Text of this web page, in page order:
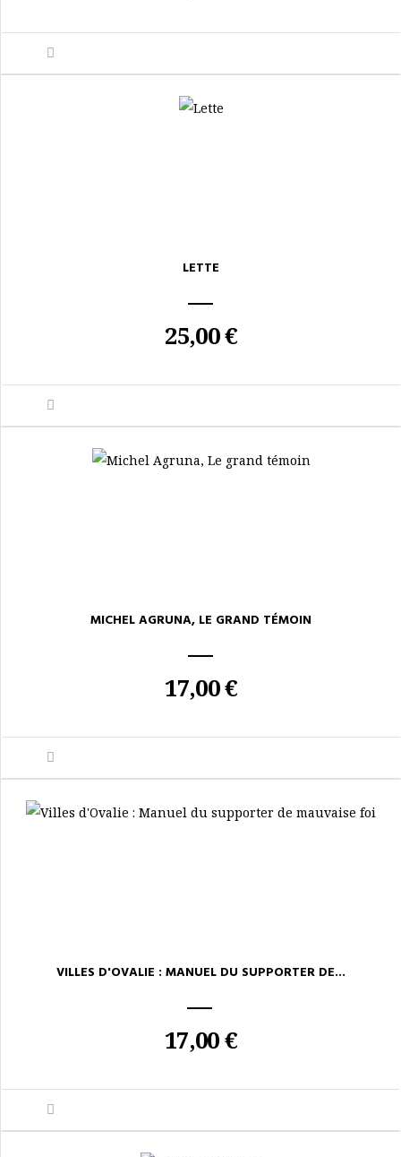
LETTE
25,00 €
MICHEL AGRUNA, LE GRAND TÉMOIN
17,00 €
VILLES D'OVALIE : MANUEL DU SUPPORTER DE...
17,00 €